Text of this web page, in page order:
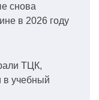
снова
в 2026 году
ТЦК,
в учебный